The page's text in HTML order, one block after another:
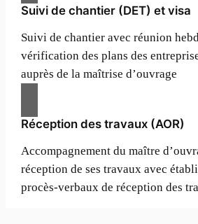
Suivi de chantier (DET) et visa
Suivi de chantier avec réunion
vérification des plans des
auprès de la maîtrise d’ouvrage
Réception des travaux (AOR)
Accompagnement du maître
réception de ses travaux avec
procès-verbaux de réception des